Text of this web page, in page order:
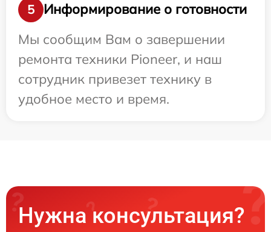
5
Информирование о готовности
Мы сообщим Вам о завершении
ремонта техники Pioneer, и наш
сотрудник привезет технику в
удобное место и время.
Нужна консультация?